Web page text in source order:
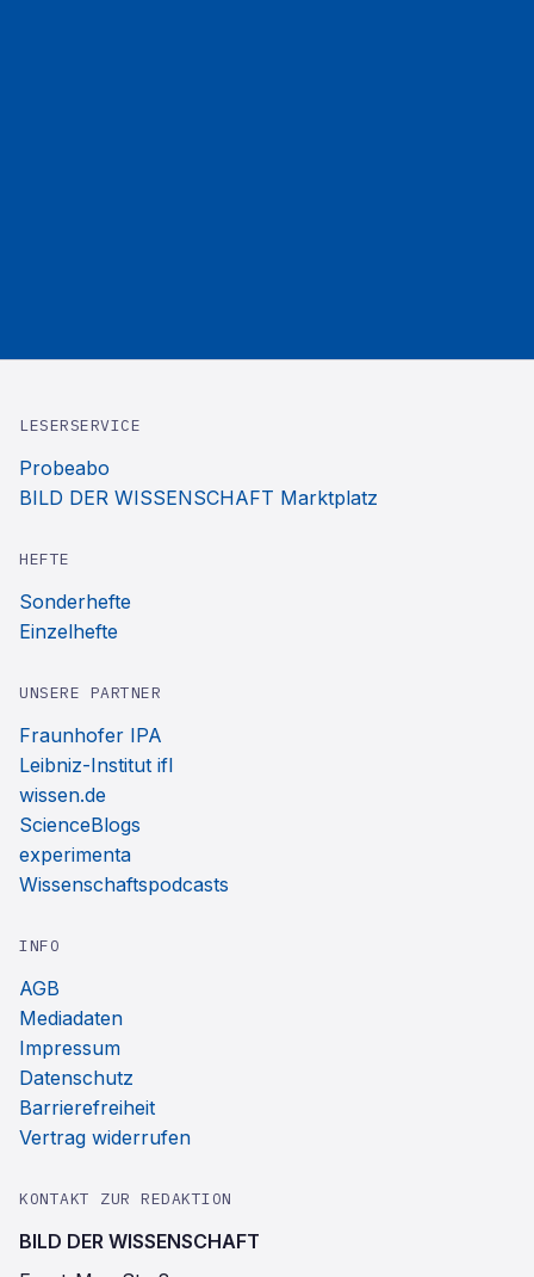
LESERSERVICE
Probeabo
BILD DER WISSENSCHAFT Marktplatz
HEFTE
Sonderhefte
Einzelhefte
UNSERE PARTNER
Fraunhofer IPA
Leibniz-Institut ifl
wissen.de
ScienceBlogs
experimenta
Wissenschaftspodcasts
INFO
AGB
Mediadaten
Impressum
Datenschutz
Barrierefreiheit
Vertrag widerrufen
KONTAKT ZUR REDAKTION
BILD DER WISSENSCHAFT